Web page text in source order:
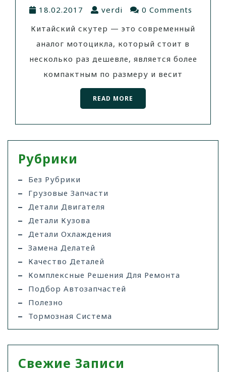
18.02.2017 verdi
0 Comments
Китайский скутер — это современный
аналог мотоцикла, который стоит в
несколько раз дешевле, является более
компактным по размеру и весит
READ MORE
Рубрики
Без Рубрики
Грузовые Запчасти
Детали Двигателя
Детали Кузова
Детали Охлаждения
Замена Делатей
Качество Деталей
Комплексные Решения Для Ремонта
Подбор Автозапчастей
Полезно
Тормозная Система
Свежие Записи